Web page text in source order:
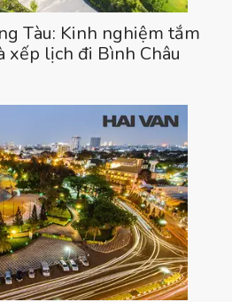
Tàu: Kinh nghiệm tắm
xếp lịch đi Bình Châu